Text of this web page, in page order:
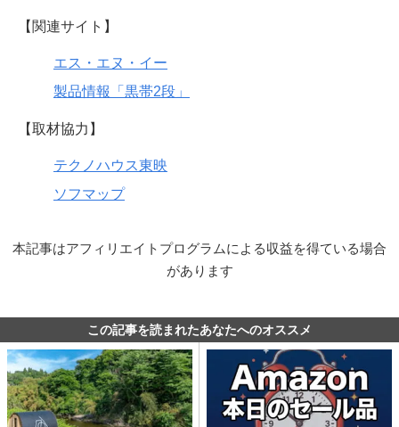
【関連サイト】
エス・エヌ・イー
製品情報「黒帯2段」
【取材協力】
テクノハウス東映
ソフマップ
本記事はアフィリエイトプログラムによる収益を得ている場合
があります
この記事を読まれたあなたへのオススメ